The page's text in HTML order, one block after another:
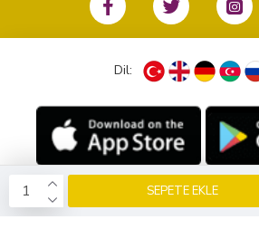
SEPETE EKLE
sitemizin en alt kısmında Diğer Satış Kanalları
%100 Müşteri Memnuniyeti ile siz değerli
vermekteyiz. Bunun haricinde günün her anı
0533 133 45 57 no’ lu numaradan ister whatsapp
arayarak bizlerle iletişime geçebilirsiniz.
Saat 16:00 kadar olan tüm siparişleriniz aynı gün
Dil:
KobiDirektE-ticaretile